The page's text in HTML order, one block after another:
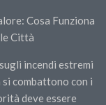
Cosa Funziona
Città
incendi estremi
si combattono con i
deve essere